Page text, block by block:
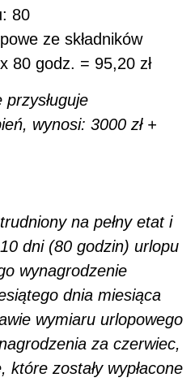
80
ze składników
80 godz. = 95,20 zł
wynosi: 3000 zł +
na pełny etat i
dni (80 godzin) urlopu
wynagrodzenie
dnia miesiąca
wymiaru urlopowego
za czerwiec,
zostały wypłacone